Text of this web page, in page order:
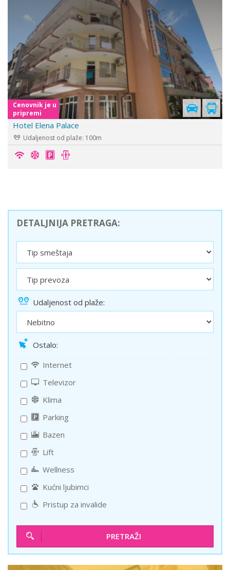
Cenovnik je u
pripremi
Hotel Elena Palace
Udaljenost od plaže: 100m
DETALJNIJA PRETRAGA:
Udaljenost od plaže:
Ostalo:
Internet
Televizor
Klima
Parking
Bazen
Lift
Wellness
Kućni ljubimci
Pristup za invalide
PRETRAŽI